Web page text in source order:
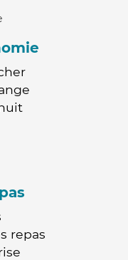
repas